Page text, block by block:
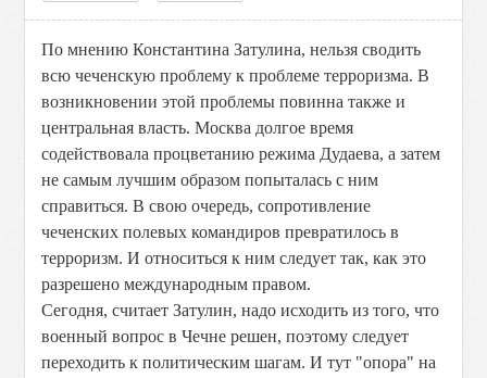
По мнению Константина Затулина, нельзя сводить
всю чеченскую проблему к проблеме терроризма. В
возникновении этой проблемы повинна также и
центральная власть. Москва долгое время
содействовала процветанию режима Дудаева, а затем
не самым лучшим образом попыталась с ним
справиться. В свою очередь, сопротивление
чеченских полевых командиров превратилось в
терроризм. И относиться к ним следует так, как это
разрешено международным правом.
Сегодня, считает Затулин, надо исходить из того, что
военный вопрос в Чечне решен, поэтому следует
переходить к политическим шагам. И тут "опора" на